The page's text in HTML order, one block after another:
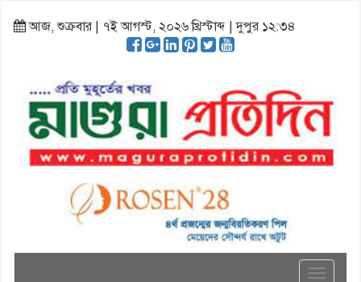
আজ, শুক্রবার | ৭ই আগস্ট, ২০২৬ খ্রিস্টাব্দ | দুপুর ১২:৩৪
Toggle